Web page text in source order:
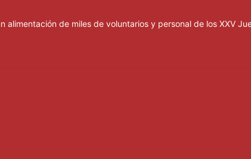
alimentación de miles de voluntarios y personal de los XXV